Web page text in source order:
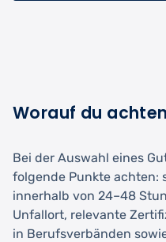
Worauf du
Bei der Auswahl eines
folgende Punkte achten:
innerhalb von 24–48
Unfallort, relevante
in Berufsverbänden